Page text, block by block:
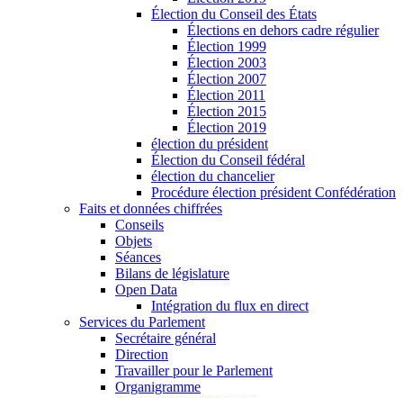
Élection du Conseil des États
Élections en dehors cadre régulier
Élection 1999
Élection 2003
Élection 2007
Élection 2011
Élection 2015
Élection 2019
élection du président
Élection du Conseil fédéral
élection du chancelier
Procédure élection président Confédération
Faits et données chiffrées
Conseils
Objets
Séances
Bilans de législature
Open Data
Intégration du flux en direct
Services du Parlement
Secrétaire général
Direction
Travailler pour le Parlement
Organigramme